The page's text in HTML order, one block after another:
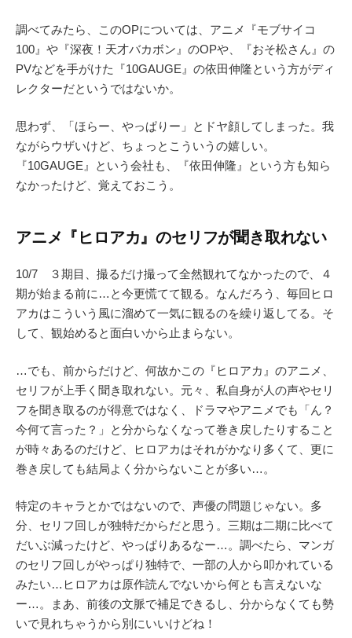
調べてみたら、このOPについては、アニメ『モブサイコ
100』や『深夜！天才バカボン』のOPや、『おそ松さん』の
PVなどを手がけた『10GAUGE』の依田伸隆という方がディ
レクターだというではないか。
思わず、「ほらー、やっぱりー」とドヤ顔してしまった。我
ながらウザいけど、ちょっとこういうの嬉しい。
『10GAUGE』という会社も、『依田伸隆』という方も知ら
なかったけど、覚えておこう。
アニメ『ヒロアカ』のセリフが聞き取れない
10/7 ３期目、撮るだけ撮って全然観れてなかったので、４
期が始まる前に…と今更慌てて観る。なんだろう、毎回ヒロ
アカはこういう風に溜めて一気に観るのを繰り返してる。そ
して、観始めると面白いから止まらない。
…でも、前からだけど、何故かこの『ヒロアカ』のアニメ、
セリフが上手く聞き取れない。元々、私自身が人の声やセリ
フを聞き取るのが得意ではなく、ドラマやアニメでも「ん？
今何て言った？」と分からなくなって巻き戻したりすること
が時々あるのだけど、ヒロアカはそれがかなり多くて、更に
巻き戻しても結局よく分からないことが多い…。
特定のキャラとかではないので、声優の問題じゃない。多
分、セリフ回しが独特だからだと思う。三期は二期に比べて
だいぶ減ったけど、やっぱりあるなー…。調べたら、マンガ
のセリフ回しがやっぱり独特で、一部の人から叩かれている
みたい…ヒロアカは原作読んでないから何とも言えないな
ー…。まあ、前後の文脈で補足できるし、分からなくても勢
いで見れちゃうから別にいいけどね！